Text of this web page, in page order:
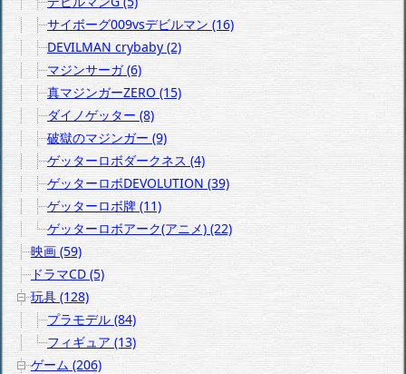
サイボーグ009vsデビルマン (16)
DEVILMAN crybaby (2)
マジンサーガ (6)
真マジンガーZERO (15)
ダイノゲッター (8)
破獄のマジンガー (9)
ゲッターロボダークネス (4)
ゲッターロボDEVOLUTION (39)
ゲッターロボ牌 (11)
ゲッターロボアーク(アニメ) (22)
映画 (59)
ドラマCD (5)
玩具 (128)
プラモデル (84)
フィギュア (13)
ゲーム (206)